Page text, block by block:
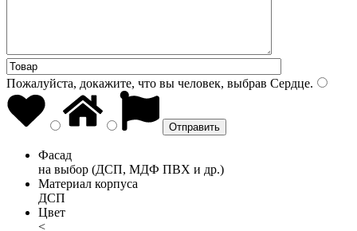
Пожалуйста, докажите, что вы человек, выбрав Сердце.
Фасад
на выбор (ДСП, МДФ ПВХ и др.)
Материал корпуса
ДСП
Цвет
<